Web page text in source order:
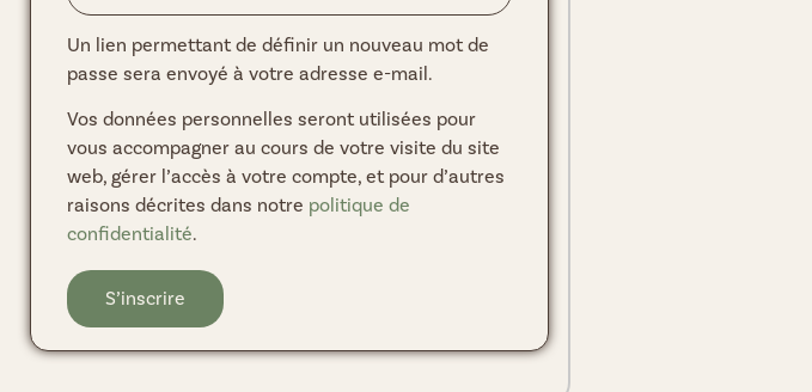
Un lien permettant de définir un nouveau mot de
passe sera envoyé à votre adresse e-mail.
Vos données personnelles seront utilisées pour
vous accompagner au cours de votre visite du site
web, gérer l’accès à votre compte, et pour d’autres
raisons décrites dans notre politique de
confidentialité.
S’inscrire